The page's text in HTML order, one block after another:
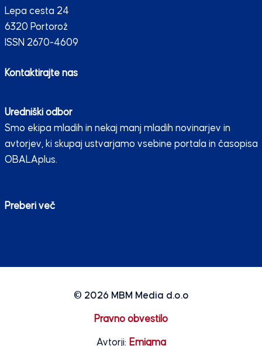
Lepa cesta 24
6320 Portorož
ISSN 2670-4609
Kontaktirajte nas
Uredniški odbor
Smo ekipa mladih in nekaj manj mladih novinarjev in
avtorjev, ki skupaj ustvarjamo vsebine portala in časopisa
OBALAplus.
Preberi več
© 2026 MBM Media d.o.o
Pravno obvestilo
Avtorji: Emigma